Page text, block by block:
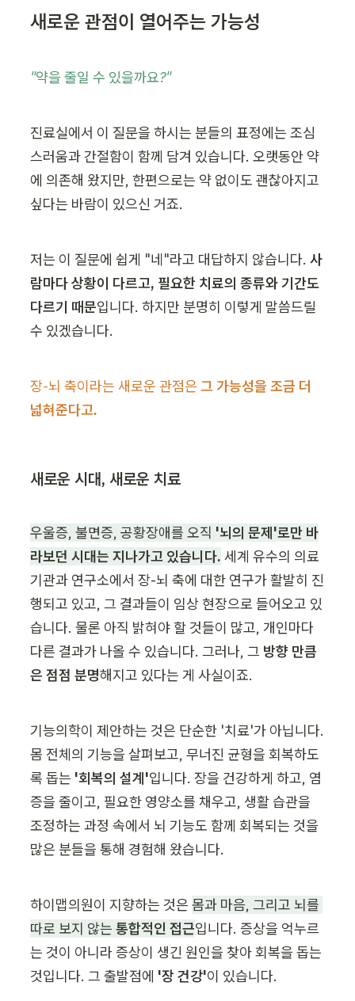
새로운 관점이 열어주는 가능성
"약을 줄일 수 있을까요?"
진료실에서 이 질문을 하시는 분들의 표정에는 조심
스러움과 간절함이 함께 담겨 있습니다. 오랫동안 약
에 의존해 왔지만, 한편으로는 약 없이도 괜찮아지고
싶다는 바람이 있으신 거죠.
저는 이 질문에 쉽게 "네"라고 대답하지 않습니다. 사
람마다 상황이 다르고, 필요한 치료의 종류와 기간도
다르기 때문입니다. 하지만 분명히 이렇게 말씀드릴
수 있겠습니다.
장-뇌 축이라는 새로운 관점은 그 가능성을 조금 더
넓혀준다고.
새로운 시대, 새로운 치료
우울증, 불면증, 공황장애를 오직 '뇌의 문제'로만 바
라보던 시대는 지나가고 있습니다. 세계 유수의 의료
기관과 연구소에서 장-뇌 축에 대한 연구가 활발히 진
행되고 있고, 그 결과들이 임상 현장으로 들어오고 있
습니다. 물론 아직 밝혀야 할 것들이 많고, 개인마다
다른 결과가 나올 수 있습니다. 그러나, 그 방향 만큼
은 점점 분명해지고 있다는 게 사실이죠.
기능의학이 제안하는 것은 단순한 '치료'가 아닙니다.
몸 전체의 기능을 살펴보고, 무너진 균형을 회복하도
록 돕는 '회복의 설계'입니다. 장을 건강하게 하고, 염
증을 줄이고, 필요한 영양소를 채우고, 생활 습관을
조정하는 과정 속에서 뇌 기능도 함께 회복되는 것을
많은 분들을 통해 경험해 왔습니다.
하이맵의원이 지향하는 것은 몸과 마음, 그리고 뇌를
따로 보지 않는 통합적인 접근입니다. 증상을 억누르
는 것이 아니라 증상이 생긴 원인을 찾아 회복을 돕는
것입니다. 그 출발점에 '장 건강'이 있습니다.